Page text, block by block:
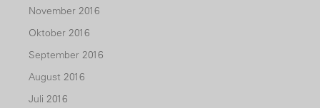
November 2016
Oktober 2016
September 2016
August 2016
Juli 2016